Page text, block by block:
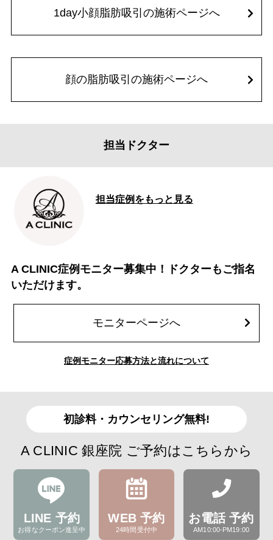
1day小顔脂肪吸引の施術ページへ
顔の脂肪吸引の施術ページへ
担当ドクター
担当症例をもっと見る
A CLINIC症例モニター募集中！ドクターもご指名
いただけます。
モニターページへ
症例モニター応募方法と流れについて
初診料・カウンセリング無料!
A CLINIC 銀座院 ご予約はこちらから
LINE 予約
お得なクーポン進呈中
WEB 予約
24時間受付中
お電話 予約
AM10:00-PM19:00